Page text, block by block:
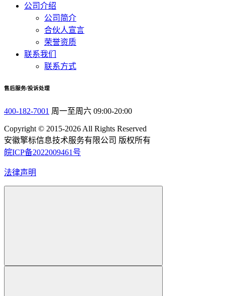
公司介绍
公司简介
合伙人宣言
荣誉资质
联系我们
联系方式
售后服务/投诉处理
400-182-7001 周一至周六 09:00-20:00
Copyright © 2015-2026 All Rights Reserved
安徽擎标信息技术服务有限公司 版权所有
皖ICP备2022009461号
法律声明